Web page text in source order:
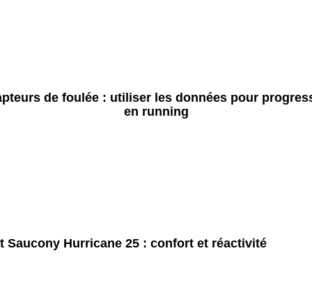
de foulée : utiliser les données pour
en running
Saucony Hurricane 25 : confort et réactivité